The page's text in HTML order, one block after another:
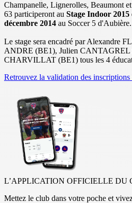
Champanelle, Lignerolles, Beaumont
63 participeront au Stage Indoor 2015
décembre 2014 au Soccer 5 d'Aubière.
Le stage sera encadré par Alexandre
ANDRE (BE1), Julien CANTAGREL
CHARVILLAT (BE1) tous les 4
Retrouvez la validation des
L’APPLICATION OFFICIELLE DU
Mettez le club dans votre poche et